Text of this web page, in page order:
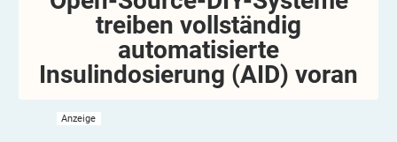
treiben vollständig
automatisierte
Insulindosierung (AID) voran